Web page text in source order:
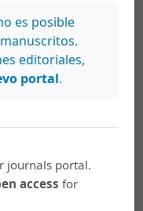
Federico:
Vol. 28 Núm. 1
los tiempos: la
es posible
editoriales,
portal.
journals portal.
access for